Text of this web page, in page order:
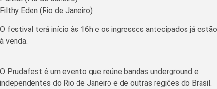
Filthy Eden (Rio de Janeiro)
O festival terá início às 16h e os ingressos antecipados já estão
à venda.
O Prudafest é um evento que reúne bandas underground e
independentes do Rio de Janeiro e de outras regiões do Brasil.